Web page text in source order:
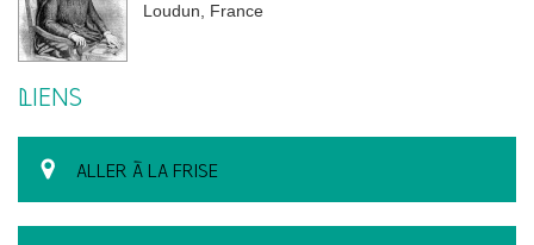
Loudun, France
LIENS
ALLER À LA FRISE